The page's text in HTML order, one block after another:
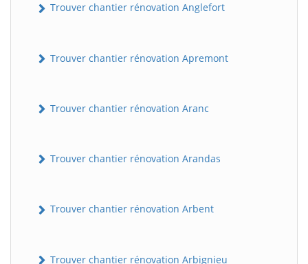
Trouver chantier rénovation Anglefort
Trouver chantier rénovation Apremont
Trouver chantier rénovation Aranc
Trouver chantier rénovation Arandas
Trouver chantier rénovation Arbent
Trouver chantier rénovation Arbignieu